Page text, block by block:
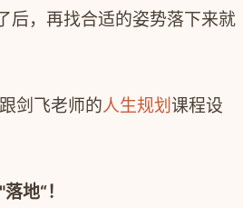
后，再找合适的姿势落下来就
剑飞老师的人生规划 课程设
"落地“！